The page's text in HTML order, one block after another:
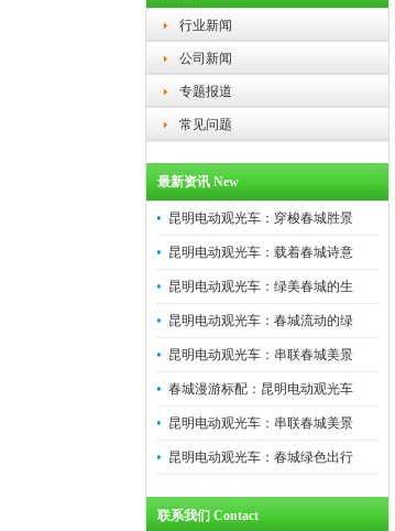
行业新闻
公司新闻
专题报道
常见问题
最新资讯 New
昆明电动观光车：穿梭春城胜景
昆明电动观光车：载着春城诗意
昆明电动观光车：绿美春城的生
昆明电动观光车：春城流动的绿
昆明电动观光车：串联春城美景
春城漫游标配：昆明电动观光车
昆明电动观光车：串联春城美景
昆明电动观光车：春城绿色出行
联系我们 Contact